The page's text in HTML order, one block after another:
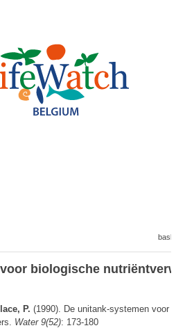
biologische
P. (1990). De unitank-systemen voor
Water 9(52): 173-180